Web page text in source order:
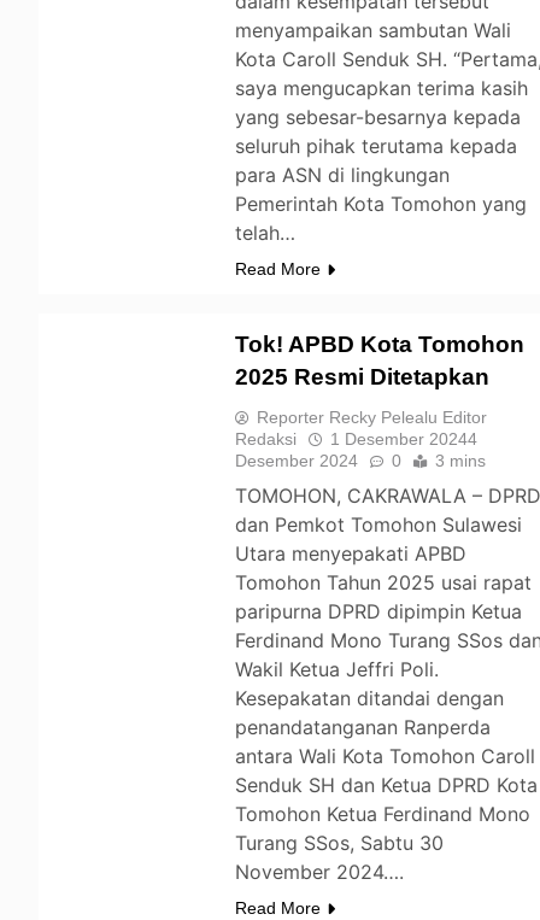
menyampaikan sambutan Wali
Kota Caroll Senduk SH.
saya mengucapkan terima kasih
yang sebesar-besarnya kepada
seluruh pihak terutama kepada
para ASN di lingkungan
Pemerintah Kota Tomohon yang
telah…
Read More
Tok! APBD Kota Tomohon
2025 Resmi Ditetapkan
Reporter Recky Pelealu Editor
Redaksi
1 Desember 20244
Desember 2024
0 3 mins
TOMOHON, CAKRAWALA –
dan Pemkot Tomohon Sulawesi
Utara menyepakati APBD
Tomohon Tahun 2025 usai rapat
paripurna DPRD dipimpin Ketua
Ferdinand Mono Turang SSos
Wakil Ketua Jeffri Poli.
Kesepakatan ditandai dengan
penandatanganan Ranperda
antara Wali Kota Tomohon Caroll
Senduk SH dan Ketua DPRD Kota
Tomohon Ketua Ferdinand Mono
Turang SSos, Sabtu 30
November 2024….
Read More